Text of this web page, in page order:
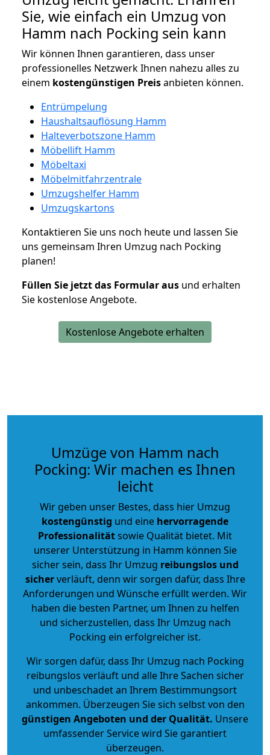
Sie, wie einfach ein Umzug von
Hamm nach Pocking sein kann
Wir können Ihnen garantieren, dass unser
professionelles Netzwerk Ihnen nahezu alles zu
einem kostengünstigen Preisanbieten können.
Entrümpelung
Haushaltsauflösung Hamm
Halteverbotszone Hamm
Möbellift Hamm
Möbeltaxi
Möbelmitfahrzentrale
Umzugshelfer Hamm
Umzugskartons
Kontaktieren Sie uns noch heute und lassen Sie
uns gemeinsam Ihren Umzug nach Pocking
planen!
Füllen Sie jetzt das Formular aus und erhalten
Sie kostenlose Angebote.
Kostenlose Angebote erhalten
Umzüge von Hamm nach
Pocking: Wir machen es Ihnen
leicht
Wir geben unser Bestes, dass hier Umzug
kostengünstig und eine hervorragende
Professionalitätsowie Qualität bietet. Mit
unserer Unterstützung in Hamm können Sie
sicher sein, dass Ihr Umzug reibungslos und
sicherverläuft, denn wir sorgen dafür, dass Ihre
Anforderungen und Wünsche erfüllt werden. Wir
haben die besten Partner, um Ihnen zu helfen
und sicherzustellen, dass Ihr Umzug nach
Pocking ein erfolgreicher ist.
Wir sorgen dafür, dass Ihr Umzug nach Pocking
reibungslos verläuft und alle Ihre Sachen sicher
und unbeschadet an Ihrem Bestimmungsort
ankommen. Überzeugen Sie sich selbst von den
günstigen Angeboten und der Qualität. Unsere
umfassender Service wird Sie garantiert
überzeugen.